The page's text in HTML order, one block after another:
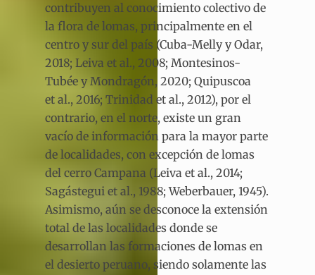
contribuyen al conocimiento colectivo de
la flora de lomas, principalmente en el
centro y sur del país (Cuba-Melly y Odar,
2018; Leiva et al., 2008; Montesinos-
Tubée y Mondragón, 2020; Quipuscoa
et al., 2016; Trinidad et al., 2012), por el
contrario, en el norte, existe un gran
vacío de información para la mayor parte
de localidades, con excepción de lomas
del cerro Campana (Leiva et al., 2014;
Sagástegui et al., 1988; Weberbauer, 1945).
Asimismo, aún se desconoce la extensión
total de las localidades donde se
desarrollan las formaciones de lomas en
el desierto peruano, siendo solamente las